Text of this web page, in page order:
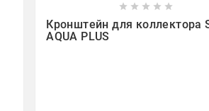
 
    
Кронштейн для коллектора
AQUA PLUS